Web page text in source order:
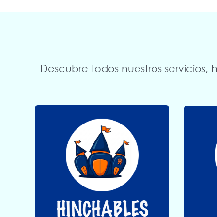
Descubre todos nuestros
HINCHABLES
Si quieres saber más
Más información